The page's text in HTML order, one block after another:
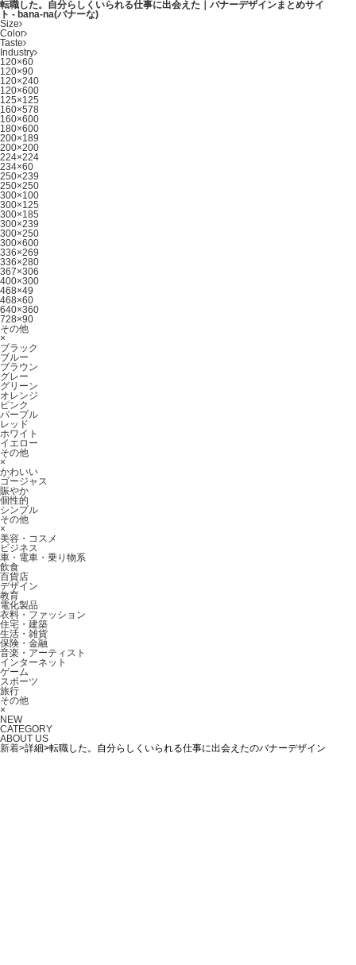
転職した。自分らしくいられる仕事に出会えた｜バナーデザインまとめサイ
ト - bana-na(バナーな)
Size
Color
Taste
Industry
120×60
120×90
120×240
120×600
125×125
160×578
160×600
180×600
200×189
200×200
224×224
234×60
250×239
250×250
300×100
300×125
300×185
300×239
300×250
300×600
336×269
336×280
367×306
400×300
468×49
468×60
640×360
728×90
その他
×
ブラック
ブルー
ブラウン
グレー
グリーン
オレンジ
ピンク
パープル
レッド
ホワイト
イエロー
その他
×
かわいい
ゴージャス
賑やか
個性的
シンプル
その他
×
美容・コスメ
ビジネス
車・電車・乗り物系
飲食
百貨店
デザイン
教育
電化製品
衣料・ファッション
住宅・建築
生活・雑貨
保険・金融
音楽・アーティスト
インターネット
ゲーム
スポーツ
旅行
その他
×
NEW
CATEGORY
ABOUT US
新着>詳細>転職した。自分らしくいられる仕事に出会えたのバナーデザイン